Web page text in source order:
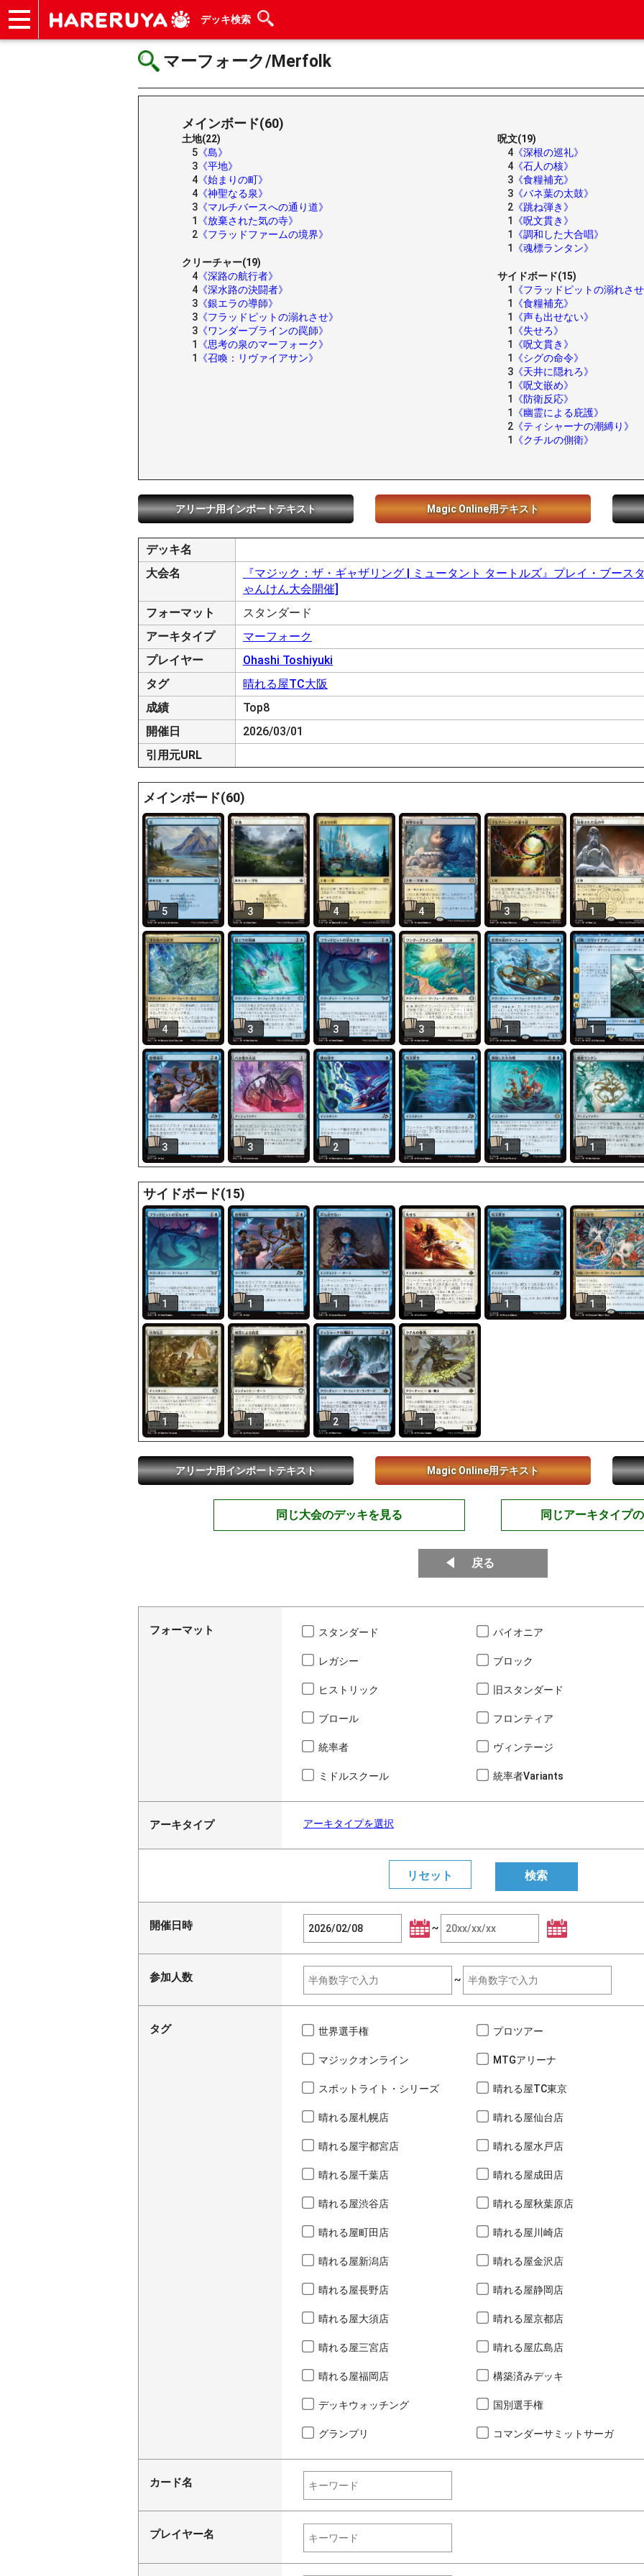
デッキ検索
マーフォーク/Merfolk
メインボード(60)
土地(22)
5 《島》
3 《平地》
4 《始まりの町》
4 《神聖なる泉》
3 《マルチバースへの通り道》
1
《放棄された気の寺》
2 《フラッドファームの境界》
クリーチャー(19)
4 《深路の航行者》
4 《深水路の決闘者》
3 《銀エラの導師》
3 《フラッドピットの溺れさせ》
3 《ワンダーブラインの罠師》
1
《思考の泉のマーフォーク》
1
《召喚：リヴァイアサン》
呪文(19)
4 《深根の巡礼》
4 《石人の核》
3 《食糧補充》
3 《バネ葉の太鼓》
2 《跳ね弾き》
1
《呪文貫き》
1
《調和した大合唱》
1
《魂標ランタン》
サイドボード(15)
1
《フラッドピットの溺れさ
1
《食糧補充》
1
《声も出せない》
1
《失せろ》
1
《呪文貫き》
1
《シグの命令》
3 《天井に隠れろ》
1
《呪文嵌め》
1
《防衛反応》
1
《幽霊による庇護》
2 《ティシャーナの潮縛り》
1
《クチルの側衛》
アリーナ用インポートテキスト Magic Online用テキスト
デッキ名
大会名
『マジック：ザ・ギャザリング | ミュータント タートルズ』プレイ・ブース
ゃんけん大会開催]
フォーマット
スタンダード
アーキタイプ
マーフォーク
プレイヤー
Ohashi Toshiyuki
タグ
晴れる屋TC大阪
成績
Top8
開催日
2026/03/01
引用元URL
メインボード(60)
5 3 4 4 3 1
4 3 3 3 1 1
3 3 2 1 1 1
サイドボード(15)
1 1 1 1 1 1
1 1 2 1
アリーナ用インポートテキスト Magic Online用テキスト
同じ大会のデッキを見る 同じアーキタイプ
戻る
フォーマット スタンダード パイオニア
レガシー ブロック
ヒストリック 旧スタンダード
ブロール フロンティア
統率者 ヴィンテージ
ミドルスクール 統率者Variants
アーキタイプ アーキタイプを選択
開催日時 ~
参加人数 ~
タグ 世界選手権 プロツアー
マジックオンライン MTGアリーナ
スポットライト・シリーズ 晴れる屋TC東京
晴れる屋札幌店 晴れる屋仙台店
晴れる屋宇都宮店 晴れる屋水戸店
晴れる屋千葉店 晴れる屋成田店
晴れる屋渋谷店 晴れる屋秋葉原店
晴れる屋町田店 晴れる屋川崎店
晴れる屋新潟店 晴れる屋金沢店
晴れる屋長野店 晴れる屋静岡店
晴れる屋大須店 晴れる屋京都店
晴れる屋三宮店 晴れる屋広島店
晴れる屋福岡店 構築済みデッキ
デッキウォッチング 国別選手権
グランプリ コマンダーサミットサーガ
カード名
プレイヤー名